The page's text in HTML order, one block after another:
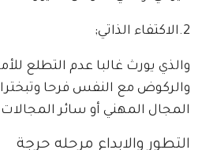
2.الاكتفاء الذاتي;
والذي يورث غالبا عدم التطلع
والركوض مع النفس فرحا
المجال المهني أو سائر المجالات
التطور والابداع مرحله حرجة